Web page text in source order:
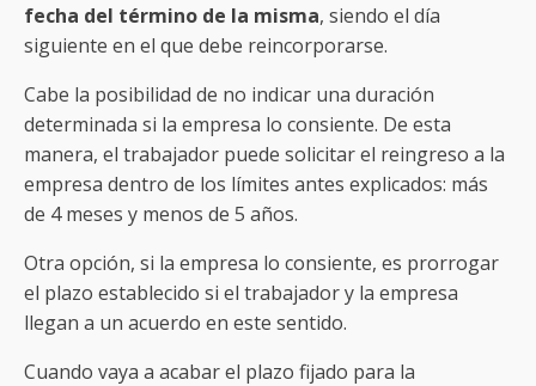
fecha del término de la misma, siendo el día
siguiente en el que debe reincorporarse.
Cabe la posibilidad de no indicar una duración
determinada si la empresa lo consiente. De esta
manera, el trabajador puede solicitar el reingreso a la
empresa dentro de los límites antes explicados: más
de 4 meses y menos de 5 años.
Otra opción, si la empresa lo consiente, es prorrogar
el plazo establecido si el trabajador y la empresa
llegan a un acuerdo en este sentido.
Cuando vaya a acabar el plazo fijado para la